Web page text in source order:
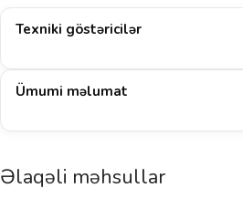
Texniki göstəricilər
Ümumi məlumat
Əlaqəli məhsullar